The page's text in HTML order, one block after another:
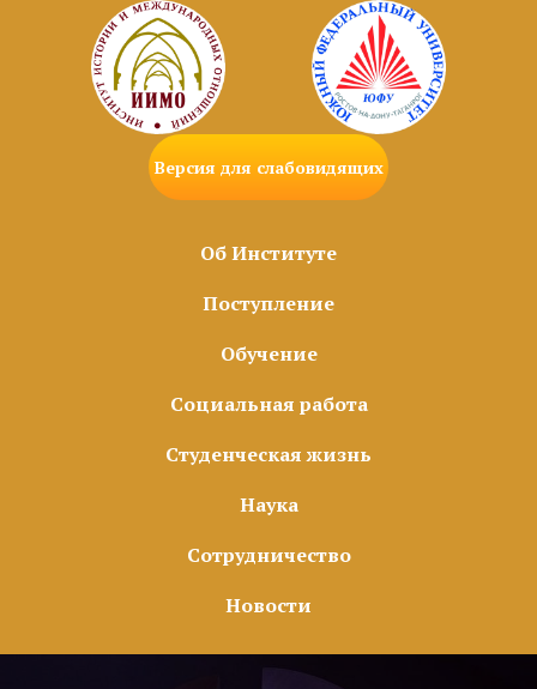
Версия для слабовидящих
Об Институте
Поступление
Обучение
Социальная работа
Студенческая жизнь
Наука
Сотрудничество
Новости